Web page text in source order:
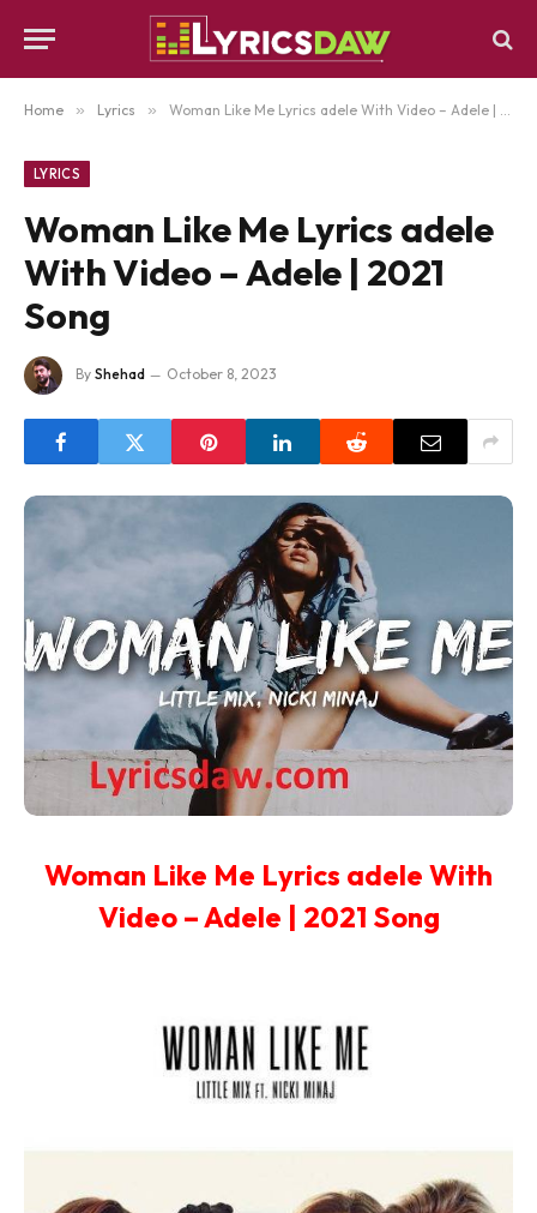
Home » Lyrics » Woman Like Me Lyrics adele With Video – Adele | 2021 Song
LYRICS
Woman Like Me Lyrics adele
With Video – Adele | 2021
Song
By Shehad October 8, 2023
Woman Like Me Lyrics adele With
Video – Adele | 2021 Song